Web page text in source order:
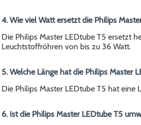
4. Wie viel Watt ersetzt die Philips
Die Philips Master LEDtube T5 ersetzt
Leuchtstoffröhren von bis zu 36 Watt.
5. Welche Länge hat die Philips Master
Die Philips Master LEDtube T5 hat eine
6. Ist die Philips Master LEDtube T5